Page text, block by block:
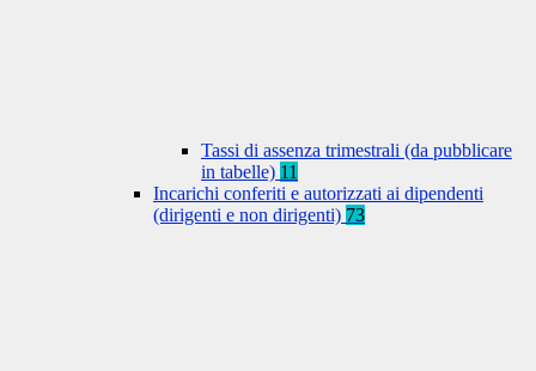
Tassi di assenza trimestrali (da pubblicare
in tabelle) 11
Incarichi conferiti e autorizzati ai dipendenti
(dirigenti e non dirigenti) 73